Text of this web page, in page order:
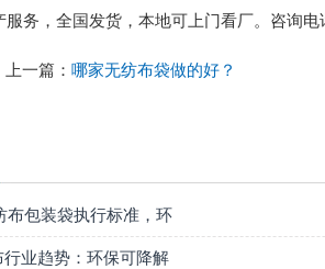
务，全国发货，本地可上门看厂。咨询电
上一篇：哪家无纺布袋做的好？
布包装袋执行标准，环
行业趋势：环保可降解